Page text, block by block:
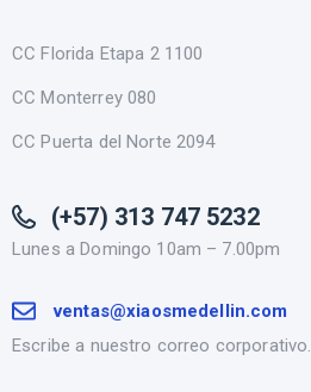
CC Florida Etapa 2 1100
CC Monterrey 080
CC Puerta del Norte 2094
(+57) 313 747 5232
Lunes a Domingo 10am – 7.00pm
ventas@xiaosmedellin.com
Escribe a nuestro correo corporativo.